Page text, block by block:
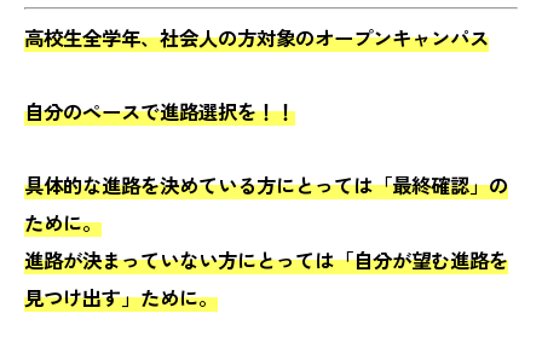
高校生全学年、社会人の方対象のオープンキャンパス
自分のペースで進路選択を！！
具体的な進路を決めている方にとっては「最終確認」の
ために。
進路が決まっていない方にとっては「自分が望む進路を
見つけ出す」ために。